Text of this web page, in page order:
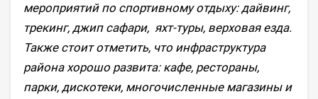
мероприятий по спортивному отдыху: дайвинг,
трекинг, джип сафари, яхт-туры, верховая езда.
Также стоит отметить, что инфраструктура
района хорошо развита: кафе, рестораны,
парки, дискотеки, многочисленные магазины и